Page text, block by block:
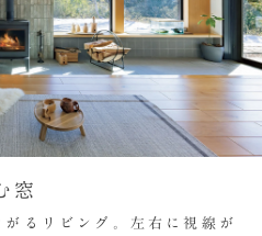
窓
るリビング。左右に視線が